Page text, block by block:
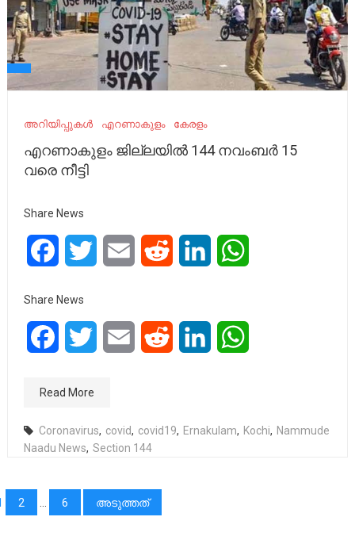
അറിയിപ്പുകൾ എറണാകുളം കേരളം
എറണാകുളം ജില്ലയിൽ 144 നവംബർ 15
വരെ നീട്ടി
Share News
FacebookTwitter Email Reddit LinkedIn
Share News
FacebookTwitter Email Reddit LinkedIn
Read More
Coronavirus, covid, covid19, Ernakulam, Kochi, Nammude
Naadu News, Section 144
2 6 അടുത്തത്